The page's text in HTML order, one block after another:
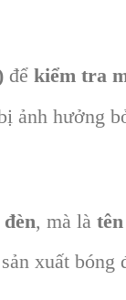
để kiểm tra
ảnh hưởng
, mà là
xuất bóng